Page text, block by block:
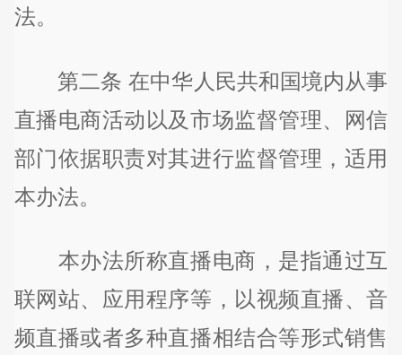
法。
第二条 在中华人民共和国境内从事
直播电商活动以及市场监督管理、网信
部门依据职责对其进行监督管理，适用
本办法。
本办法所称直播电商，是指通过互
联网站、应用程序等，以视频直播、音
频直播或者多种直播相结合等形式销售